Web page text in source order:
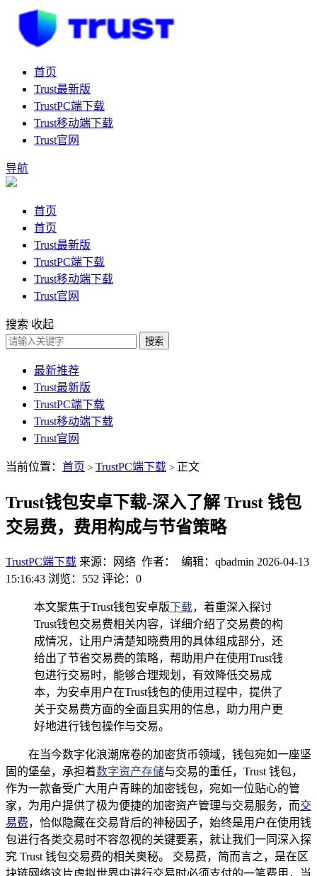
首页
Trust最新版
TrustPC端下载
Trust移动端下载
Trust官网
导航
首页
首页
Trust最新版
TrustPC端下载
Trust移动端下载
Trust官网
搜索 收起
搜索
最新推荐
Trust最新版
TrustPC端下载
Trust移动端下载
Trust官网
当前位置： 首页 > TrustPC端下载 > 正文
Trust钱包安卓下载-深入了解 Trust 钱包
交易费，费用构成与节省策略
TrustPC端下载 来源：网络 作者： 编辑：qbadmin 2026-04-13
15:16:43 浏览：552 评论：0
本文聚焦于Trust钱包安卓版下载，着重深入探讨
Trust钱包交易费相关内容，详细介绍了交易费的构
成情况，让用户清楚知晓费用的具体组成部分，还
给出了节省交易费的策略，帮助用户在使用Trust钱
包进行交易时，能够合理规划，有效降低交易成
本，为安卓用户在Trust钱包的使用过程中，提供了
关于交易费方面的全面且实用的信息，助力用户更
好地进行钱包操作与交易。
在当今数字化浪潮席卷的加密货币领域，钱包宛如一座坚
固的堡垒，承担着数字资产存储与交易的重任，Trust 钱包，
作为一款备受广大用户青睐的加密钱包，宛如一位贴心的管
家，为用户提供了极为便捷的加密资产管理与交易服务，而交
易费，恰似隐藏在交易背后的神秘因子，始终是用户在使用钱
包进行各类交易时不容忽视的关键要素，就让我们一同深入探
究 Trust 钱包交易费的相关奥秘。 交易费，简而言之，是在区
块链网络这片虚拟世界中进行交易时必须支付的一笔费用，当